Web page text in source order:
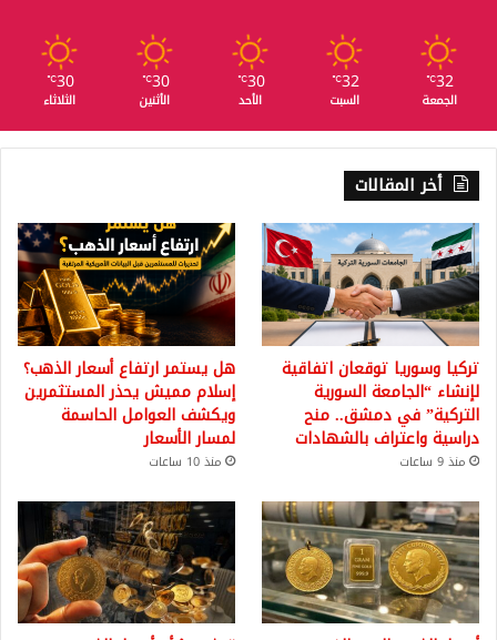
32
℃
الجمعة
32
℃
السبت
30
℃
الأحد
30
℃
الأثنين
30
℃
الثلاثاء
أخر المقالات
تركيا وسوريا توقعان اتفاقية
لإنشاء “الجامعة السورية
التركية” في دمشق.. منح
دراسية واعتراف بالشهادات
منذ 9 ساعات
هل يستمر ارتفاع أسعار الذهب؟
إسلام مميش يحذر المستثمرين
ويكشف العوامل الحاسمة
لمسار الأسعار
منذ 10 ساعات